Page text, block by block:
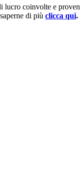
lucro coinvolte e
di più clicca qui.